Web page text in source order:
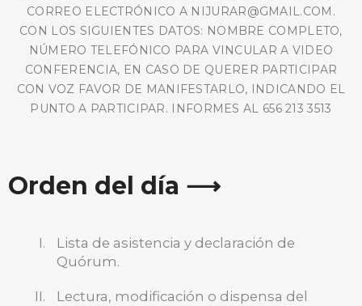
CORREO ELECTRÓNICO A NIJURAR@GMAIL.COM.
CON LOS SIGUIENTES DATOS: NOMBRE COMPLETO,
NÚMERO TELEFÓNICO PARA VINCULAR A VIDEO
CONFERENCIA, EN CASO DE QUERER PARTICIPAR
CON VOZ FAVOR DE MANIFESTARLO, INDICANDO EL
PUNTO A PARTICIPAR. INFORMES AL 656 213 3513
Orden del día ⟶
Lista de asistencia y declaración de
Quórum.
Lectura, modificación o dispensa del